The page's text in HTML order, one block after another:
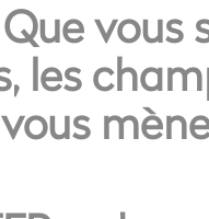
vous
les